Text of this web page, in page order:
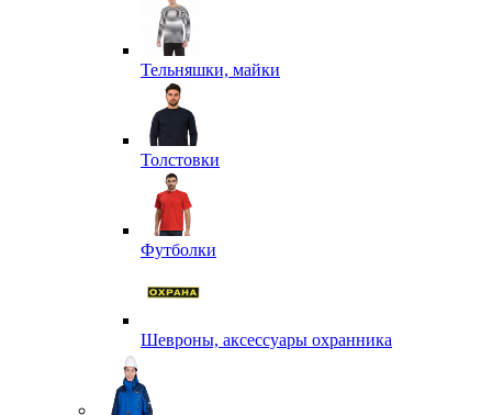
Тельняшки, майки
Толстовки
Футболки
Шевроны, аксессуары охранника